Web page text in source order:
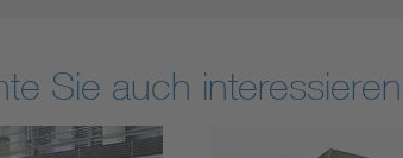
Sie auch interessieren